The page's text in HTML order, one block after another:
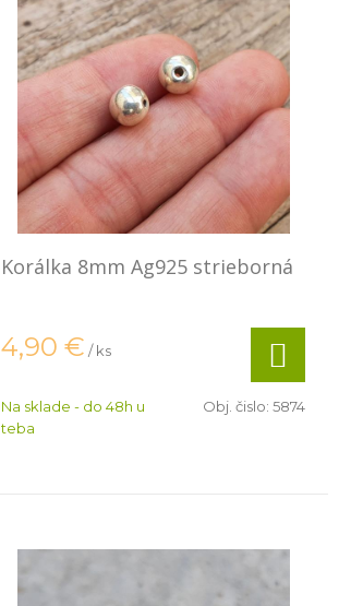
Korálka 8mm Ag925 strieborná
4,90 € / ks
Na sklade - do 48h u
teba
Obj. čislo: 5874